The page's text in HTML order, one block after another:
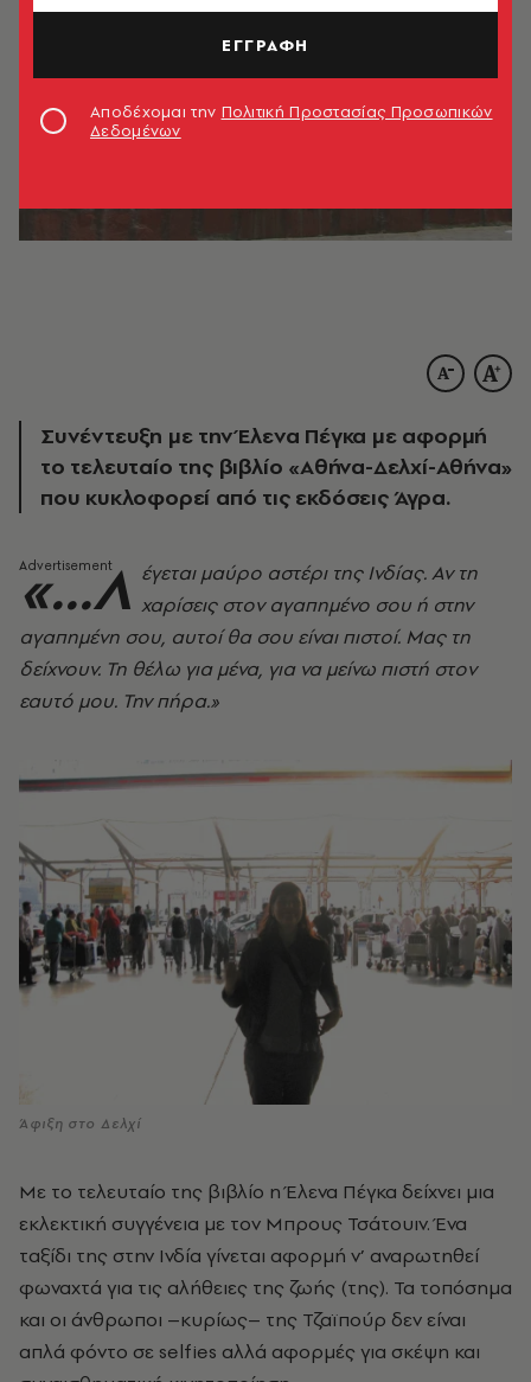
Συνέντευξη με την Έλενα Πέγκα με αφορμή
το τελευταίο της βιβλίο «Αθήνα-Δελχί-Αθήνα»
που κυκλοφορεί από τις εκδόσεις Άγρα.
«...Λ έγεται μαύρο αστέρι της Ινδίας. Αν τη
χαρίσεις στον αγαπημένο σου ή στην
αγαπημένη σου, αυτοί θα σου είναι πιστοί. Μας τη
δείχνουν. Τη θέλω για μένα, για να μείνω πιστή στον
εαυτό μου. Την πήρα.»
Άφιξη στο Δελχί
Με το τελευταίο της βιβλίο η Έλενα Πέγκα δείχνει μια
εκλεκτική συγγένεια με τον Μπρους Τσάτουιν. Ένα
ταξίδι της στην Ινδία γίνεται αφορμή ν’ αναρωτηθεί
φωναχτά για τις αλήθειες της ζωής (της). Τα τοπόσημα
και οι άνθρωποι –κυρίως– της Τζαϊπούρ δεν είναι
απλά φόντο σε selfies αλλά αφορμές για σκέψη και
ΕΓΓΡΑΦΗ
Αποδέχομαι την Πολιτική Προστασίας Προσωπικών
Δεδομένων